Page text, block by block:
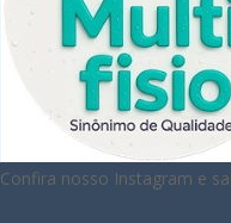
Confira nosso Instagram e